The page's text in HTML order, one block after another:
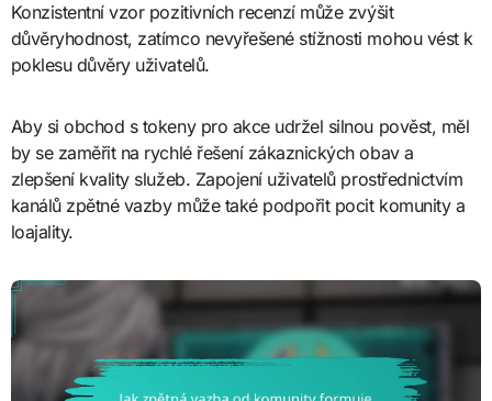
Konzistentní vzor pozitivních recenzí může zvýšit
důvěryhodnost, zatímco nevyřešené stížnosti mohou vést k
poklesu důvěry uživatelů.
Aby si obchod s tokeny pro akce udržel silnou pověst, měl
by se zaměřit na rychlé řešení zákaznických obav a
zlepšení kvality služeb. Zapojení uživatelů prostřednictvím
kanálů zpětné vazby může také podpořit pocit komunity a
loajality.